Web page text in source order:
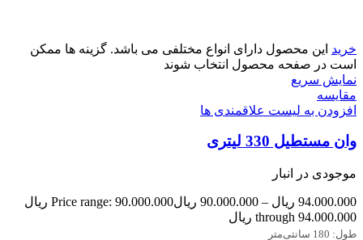
خرید این محصول دارای انواع مختلفی می باشد. گزینه ها ممکن
است در صفحه محصول انتخاب شوند
نمایش سریع
مقایسه
افزودن به لیست علاقمندی ها
وان مستطیل 330 لیتری
موجودی در انبار
94.000.000 ریال –
90.000.000 ریال
Price range: 90.000.000 ریال
through 94.000.000 ریال
طول: 180 سانتی‌متر